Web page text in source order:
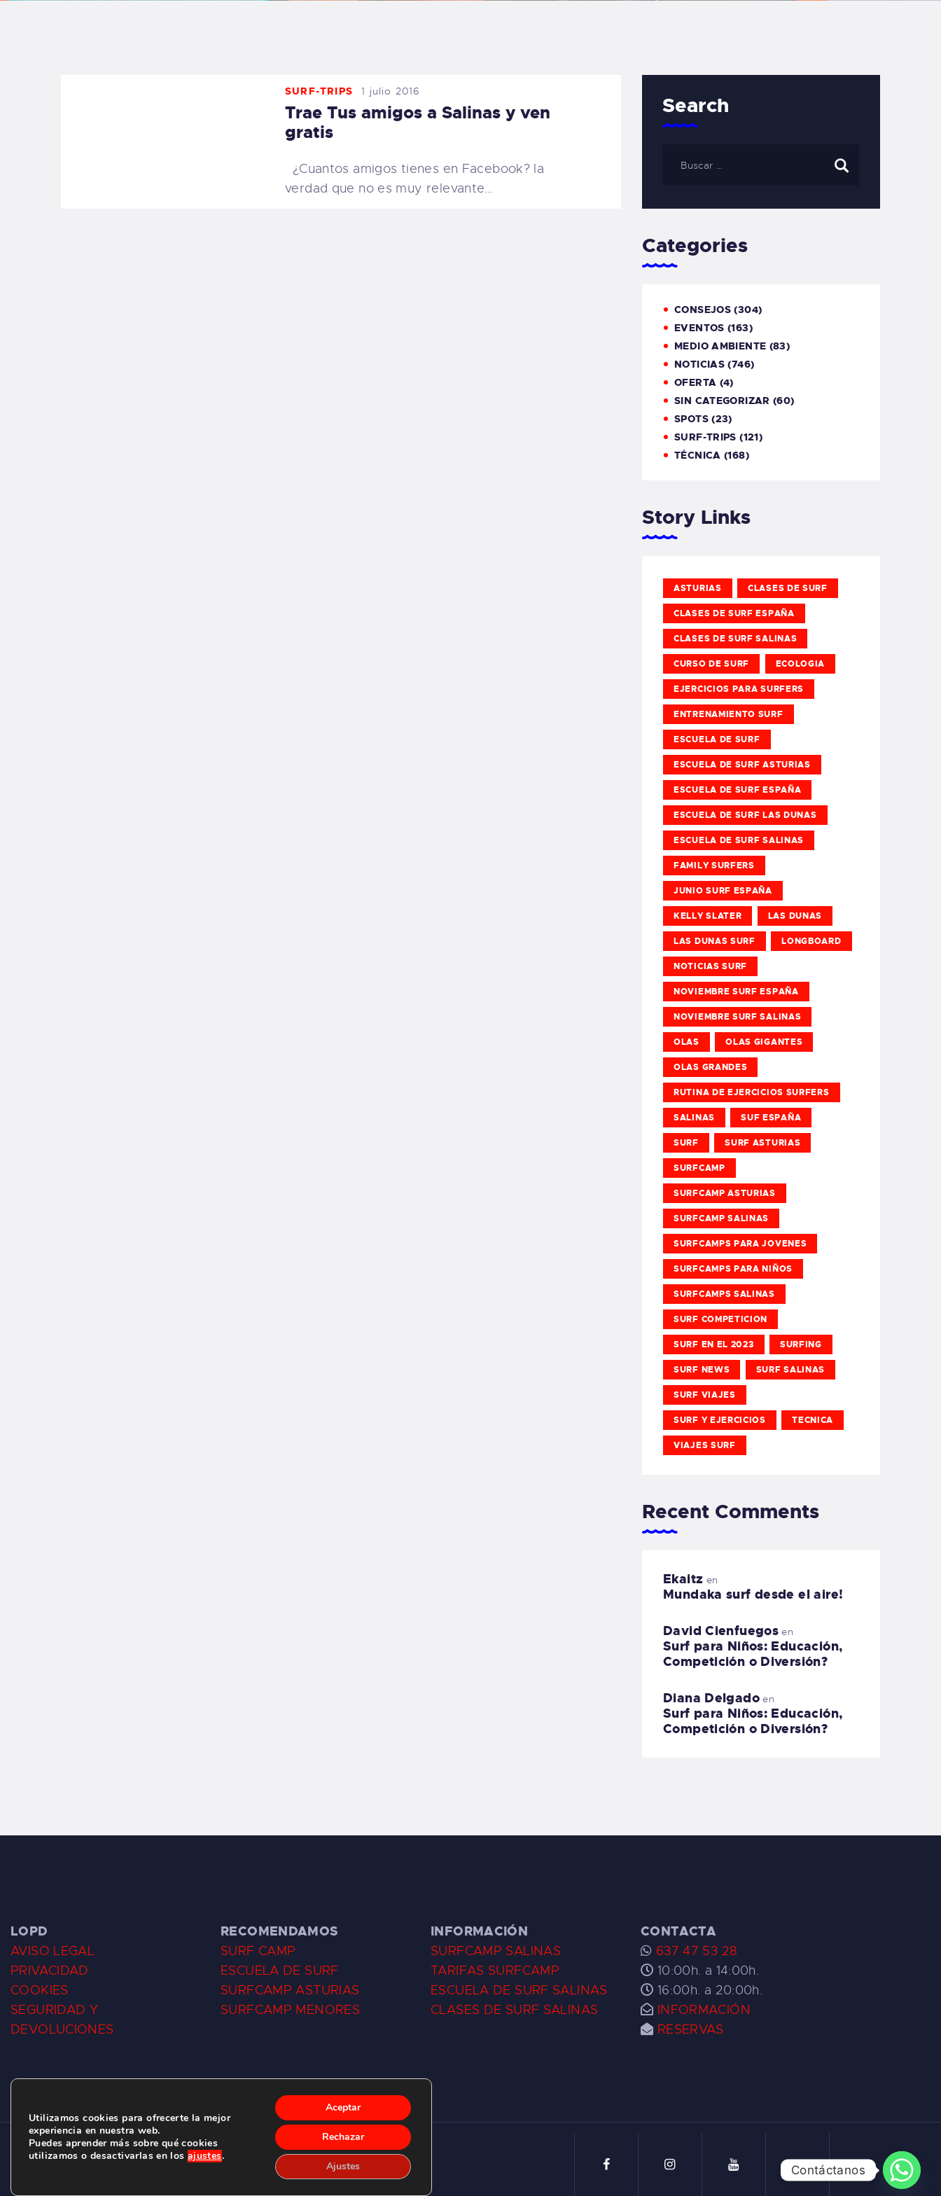
CONTACTO
CARRITO
TIENDA FAMILY
SURF-TRIPS 1 julio 2016
Trae Tus amigos a Salinas y ven
gratis
¿Cuantos amigos tienes en Facebook? la
verdad que no es muy relevante…
Search
Categories
CONSEJOS (304)
EVENTOS (163)
MEDIO AMBIENTE (83)
NOTICIAS (746)
OFERTA (4)
SIN CATEGORIZAR (60)
SPOTS(23)
SURF-TRIPS (121)
TÉCNICA (168)
Story Links
ASTURIAS CLASES DE SURF
CLASES DE SURF ESPAÑA
CLASES DE SURF SALINAS
CURSO DE SURF ECOLOGIA
EJERCICIOS PARA SURFERS
ENTRENAMIENTO SURF
ESCUELA DE SURF
ESCUELA DE SURF ASTURIAS
ESCUELA DE SURF ESPAÑA
ESCUELA DE SURF LAS DUNAS
ESCUELA DE SURF SALINAS
FAMILY SURFERS
JUNIO SURF ESPAÑA
KELLY SLATER LAS DUNAS
LAS DUNAS SURF LONGBOARD
NOTICIAS SURF
NOVIEMBRE SURF ESPAÑA
NOVIEMBRE SURF SALINAS
OLAS OLAS GIGANTES
OLAS GRANDES
RUTINA DE EJERCICIOS SURFERS
SALINAS SUF ESPAÑA
SURF SURF ASTURIAS
SURFCAMP
SURFCAMP ASTURIAS
SURFCAMP SALINAS
SURFCAMPS PARA JOVENES
SURFCAMPS PARA NIÑOS
SURFCAMPS SALINAS
SURF COMPETICION
SURF EN EL 2023 SURFING
SURF NEWS SURF SALINAS
SURF VIAJES
SURF Y EJERCICIOS TECNICA
VIAJES SURF
Recent Comments
Ekaitz en
Mundaka surf desde el aire!
David Cienfuegos en
Surf para Niños: Educación,
Competición o Diversión?
Diana Delgadoen
Surf para Niños: Educación,
Competición o Diversión?
LOPD
AVISO LEGAL
PRIVACIDAD
COOKIES
SEGURIDAD Y
DEVOLUCIONES
RECOMENDAMOS
SURF CAMP
ESCUELA DE SURF
SURFCAMP ASTURIAS
SURFCAMP MENORES
INFORMACIÓN
SURFCAMP SALINAS
TARIFAS SURFCAMP
ESCUELA DE SURF SALINAS
CLASES DE SURF SALINAS
CONTACTA
637 47 53 28
10:00h. a 14:00h.
16:00h. a 20:00h.
INFORMACIÓN
RESERVAS
CLUB DE SURF LAS DUNAS ©2026.
C/ BERNARDO ÁLVAREZ GALAN 1, SALINAS (ASTURIAS)
Utilizamos cookies para ofrecerte la mejor
experiencia en nuestra web.
Puedes aprender más sobre qué cookies
utilizamos o desactivarlas en los ajustes.
Aceptar
Rechazar
Ajustes Contáctanos